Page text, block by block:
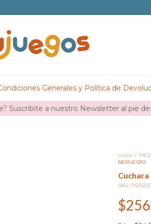
Suscribite a nuestro Newsletter al pie
Generales y Política de
Inicio /
REPUESTO
Cuchara
SKU: PSJ5220